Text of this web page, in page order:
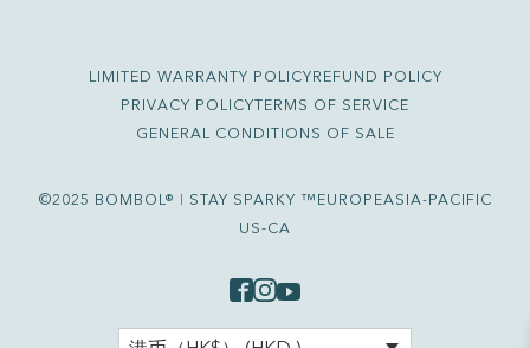
LIMITED WARRANTY POLICYREFUND POLICY
PRIVACY POLICYTERMS OF SERVICE
GENERAL CONDITIONS OF SALE
©2025 BOMBOL® ǀ STAY SPARKY ™ EUROPEASIA-PACIFIC
US-CA